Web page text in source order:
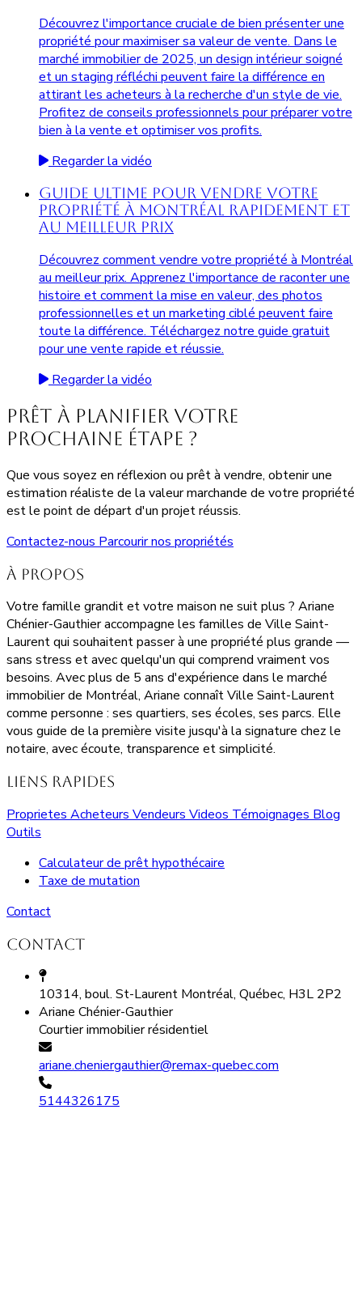
Découvrez l'importance cruciale de bien présenter une
propriété pour maximiser sa valeur de vente. Dans le
marché immobilier de 2025, un design intérieur soigné
et un staging réfléchi peuvent faire la différence en
attirant les acheteurs à la recherche d'un style de vie.
Profitez de conseils professionnels pour préparer votre
bien à la vente et optimiser vos profits.
Regarder la vidéo
Guide Ultime pour Vendre Votre
Propriété à Montréal Rapidement et
au Meilleur Prix
Découvrez comment vendre votre propriété à Montréal
au meilleur prix. Apprenez l'importance de raconter une
histoire et comment la mise en valeur, des photos
professionnelles et un marketing ciblé peuvent faire
toute la différence. Téléchargez notre guide gratuit
pour une vente rapide et réussie.
Regarder la vidéo
Prêt à planifier votre
prochaine étape ?
Que vous soyez en réflexion ou prêt à vendre, obtenir une
estimation réaliste de la valeur marchande de votre propriété
est le point de départ d'un projet réussis.
Contactez-nous Parcourir nos propriétés
À propos
Votre famille grandit et votre maison ne suit plus ? Ariane
Chénier-Gauthier accompagne les familles de Ville Saint-
Laurent qui souhaitent passer à une propriété plus grande —
sans stress et avec quelqu'un qui comprend vraiment vos
besoins. Avec plus de 5 ans d'expérience dans le marché
immobilier de Montréal, Ariane connaît Ville Saint-Laurent
comme personne : ses quartiers, ses écoles, ses parcs. Elle
vous guide de la première visite jusqu'à la signature chez le
notaire, avec écoute, transparence et simplicité.
Liens rapides
Proprietes Acheteurs Vendeurs Videos Témoignages Blog
Outils
Calculateur de prêt hypothécaire
Taxe de mutation
Contact
Contact
10314, boul. St-Laurent Montréal, Québec, H3L 2P2
Ariane Chénier-Gauthier
Courtier immobilier résidentiel
ariane.cheniergauthier@remax-quebec.com
5144326175